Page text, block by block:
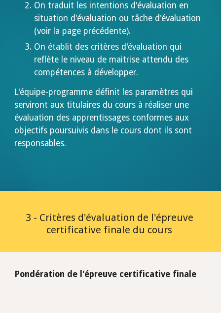
On traduit les intentions d'évaluation en
situation d'évaluation ou tâche d'évaluation
(voir la page précédente).
On établit des critères d'évaluation qui
reflète le niveau de maitrise attendu des
compétences à développer.
L'équipe-programme définit les paramètres qui
serviront aux titulaires du cours à réaliser une
évaluation des apprentissages conformes aux
objectifs poursuivis dans le cours dont ils sont
responsables.
3 - Critères d'évaluation de l'épreuve
certificative finale du cours
Pondération de l'épreuve certificative finale